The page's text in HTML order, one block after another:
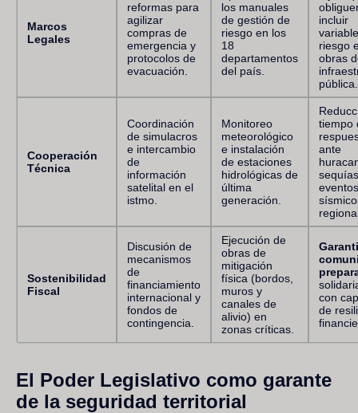
Marcos
Legales
reformas para
agilizar
compras de
emergencia y
protocolos de
evacuación.
los manuales
de gestión de
riesgo en los
18
departamentos
del país.
incluir
riesgo
obras
pública.
Cooperación
Técnica
Coordinación
de simulacros
e intercambio
de
información
satelital en el
istmo.
Monitoreo
meteorológico
e instalación
de estaciones
hidrológicas de
última
generación.
tiempo
ante
eventos
Sostenibilidad
Fiscal
Discusión de
mecanismos
de
financiamiento
internacional y
fondos de
contingencia.
Ejecución de
obras de
mitigación
física (bordos,
muros y
canales de
alivio) en
zonas críticas.
con
de
El Poder Legislativo como garante
de la seguridad territorial